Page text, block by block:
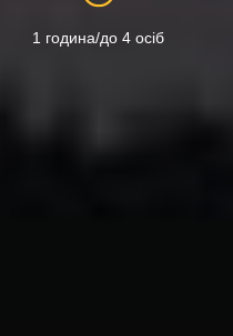
1 година/до 4 осіб